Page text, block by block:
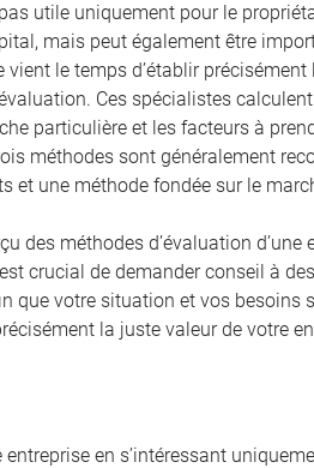
utile uniquement pour le
mais peut également être
le temps d’établir
Ces spécialistes
particulière et les facteurs à
méthodes sont généralement
et une méthode fondée sur le
des méthodes d’évaluation d’une
crucial de demander conseil à
que votre situation et vos besoins
la juste valeur de votre
en s’intéressant